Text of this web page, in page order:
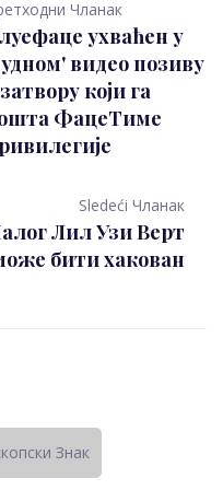
Чланак
ухваћен у
видео позиву
који га
ФацеТиме
Sledeći Чланак
Лил Узи Верт
бити хакован
Знак